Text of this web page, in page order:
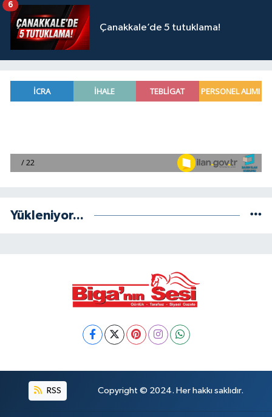
Çanakkale’de 5 tutuklama!
6
Yükleniyor...
RSS Copyright © 2024. Her hakkı saklıdır.